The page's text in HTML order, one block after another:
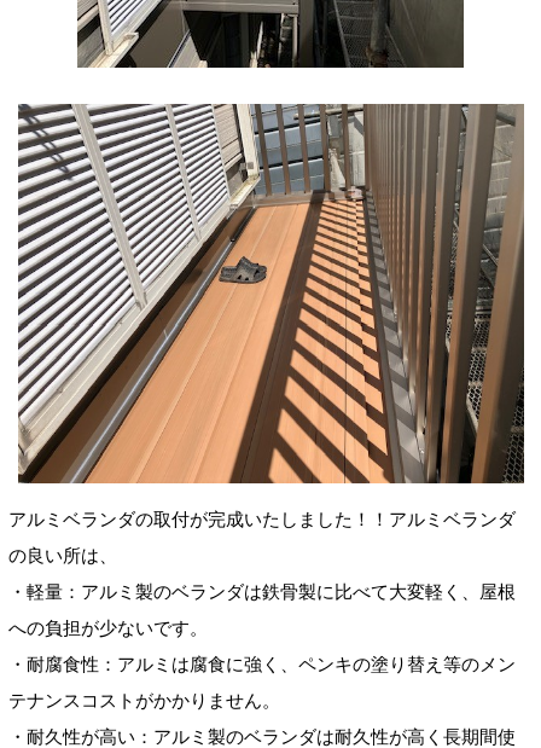
アルミベランダの取付が完成いたしました！！アルミベランダ
の良い所は、
・軽量：アルミ製のベランダは鉄骨製に比べて大変軽く、屋根
への負担が少ないです。
・耐腐食性：アルミは腐食に強く、ペンキの塗り替え等のメン
テナンスコストがかかりません。
・耐久性が高い：アルミ製のベランダは耐久性が高く長期間使